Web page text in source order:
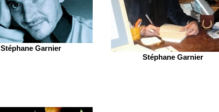
Stéphane Garnier
Stéphane Garnier